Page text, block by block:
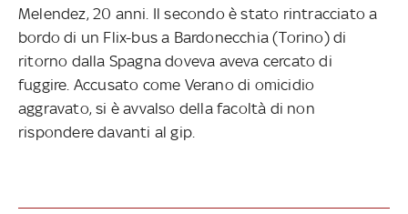
Melendez, 20 anni. Il secondo è stato rintracciato a
bordo di un Flix-bus a Bardonecchia (Torino) di
ritorno dalla Spagna doveva aveva cercato di
fuggire. Accusato come Verano di omicidio
aggravato, si è avvalso della facoltà di non
rispondere davanti al gip.